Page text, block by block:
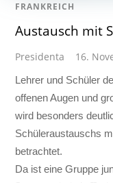
FRANKREICH
Austausch mit
Presidenta 16.
Lehrer und Schüler
offenen Augen und
wird besonders
Schüleraustauschs
betrachtet.
Da ist eine Gruppe